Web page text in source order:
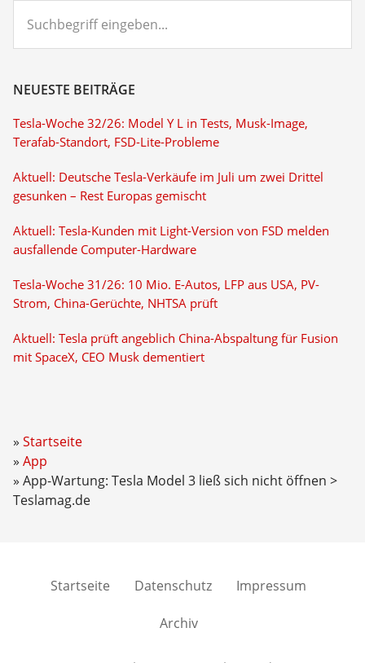
eingeben...
NEUESTE BEITRÄGE
Tesla-Woche 32/26: Model Y L in Tests, Musk-Image,
Terafab-Standort, FSD-Lite-Probleme
Aktuell: Deutsche Tesla-Verkäufe im Juli um zwei Drittel
gesunken – Rest Europas gemischt
Aktuell: Tesla-Kunden mit Light-Version von FSD melden
ausfallende Computer-Hardware
Tesla-Woche 31/26: 10 Mio. E-Autos, LFP aus USA, PV-
Strom, China-Gerüchte, NHTSA prüft
Aktuell: Tesla prüft angeblich China-Abspaltung für Fusion
mit SpaceX, CEO Musk dementiert
Startseite
App
App-Wartung: Tesla Model 3 ließ sich nicht öffnen >
Teslamag.de
Startseite Datenschutz Impressum
Archiv